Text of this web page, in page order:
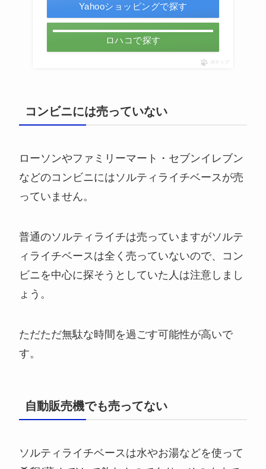
Yahooショッピングで探す
ロハコで探す
ポチップ
コンビニには売っていない
ローソンやファミリーマート・セブンイレブン
などのコンビニにはソルティライチベースが売
っていません。
普通のソルティライチは売っていますがソルテ
ィライチベースは全く売っていないので、コン
ビニを中心に探そうとしていた人は注意しまし
ょう。
ただただ無駄な時間を過ごす可能性が高いで
す。
自動販売機でも売ってない
ソルティライチベースは水やお湯などを使って